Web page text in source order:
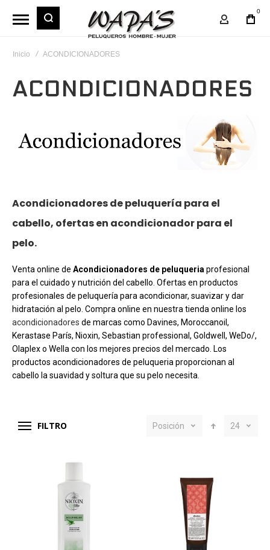
Mi
0
Inicio ACONDICIONADORES
ACONDICIONADORES
Acondicionadores de peluquería para el
cabello, ofertas en acondicionador para el
pelo.
Venta online de Acondicionadores de peluqueria profesional
para el cuidado y nutrición del cabello. Ofertas en productos
profesionales de peluquería para acondicionar, suavizar y dar
hidratación al pelo. Compra online en nuestra tienda online los
acondicionadores de marcas como Davines, Moroccanoil,
Kerastase París, Nioxin, Sebastian professional, Goldwell, WeDo/,
Olaplex o Wella con los mejores precios del mercado. Los
productos acondicionadores de peluqueria proporcionan al
cabello la suavidad y soltura que su pelo necesita.
FILTRO Posición 24